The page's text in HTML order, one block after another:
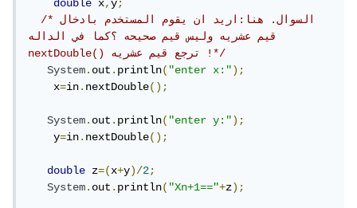
double x,y;
/*السوال. هنا:اريد ان يقوم المستخدم بادخال
قيم عشريه وليس قيم صحيحه ؟كما في الداله
nextDouble() ترجع قيم عشريه !*/
System.out.println("enter x:");
x=in.nextDouble();
System.out.println("enter y:");
y=in.nextDouble();
double z=(x+y)/2;
System.out.println("Xn+1=="+z);